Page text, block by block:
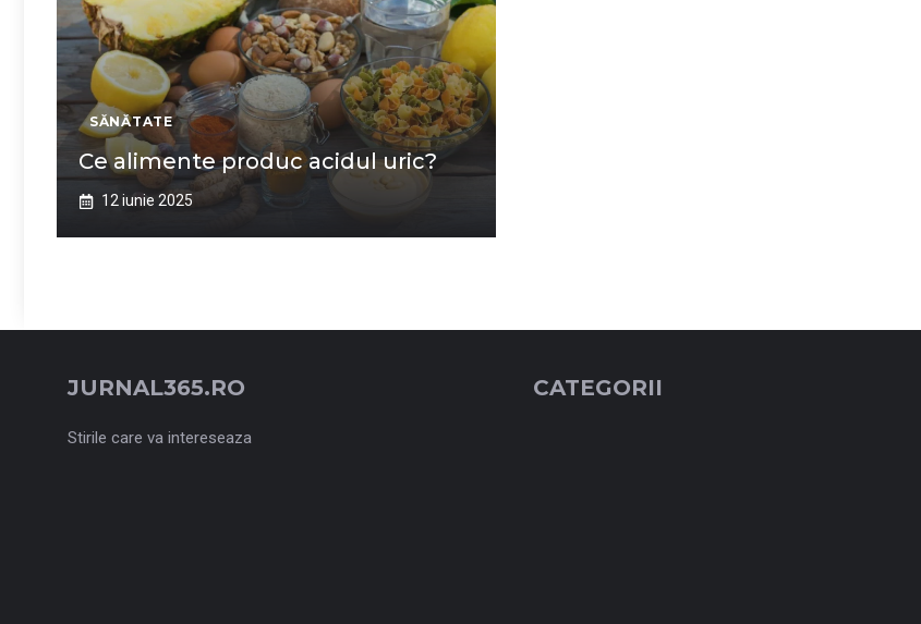
SĂNĂTATE
Ce alimente produc acidul uric?
12 iunie 2025
JURNAL365.RO
Stirile care va intereseaza
CATEGORII